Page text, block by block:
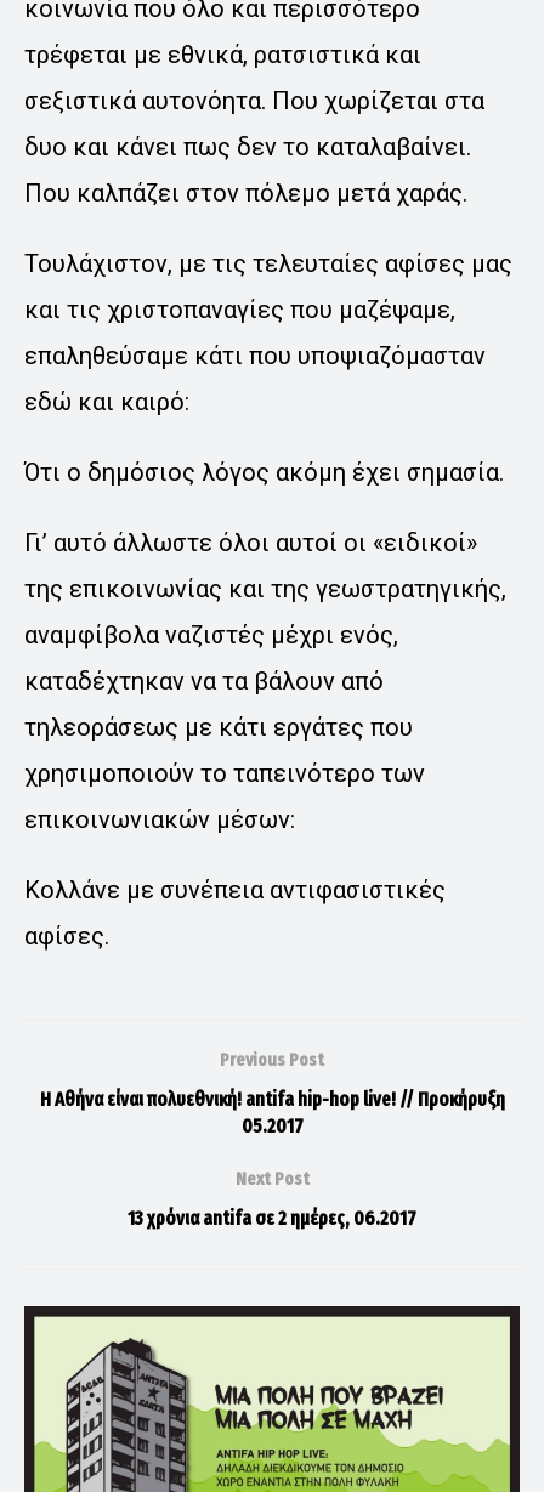
κοινωνία που όλο και περισσότερο
τρέφεται με εθνικά, ρατσιστικά και
σεξιστικά αυτονόητα. Που χωρίζεται στα
δυο και κάνει πως δεν το καταλαβαίνει.
Που καλπάζει στον πόλεμο μετά χαράς.
Τουλάχιστον, με τις τελευταίες αφίσες μας
και τις χριστοπαναγίες που μαζέψαμε,
επαληθεύσαμε κάτι που υποψιαζόμασταν
εδώ και καιρό:
Ότι ο δημόσιος λόγος ακόμη έχει σημασία.
Γι’ αυτό άλλωστε όλοι αυτοί οι «ειδικοί»
της επικοινωνίας και της γεωστρατηγικής,
αναμφίβολα ναζιστές μέχρι ενός,
καταδέχτηκαν να τα βάλουν από
τηλεοράσεως με κάτι εργάτες που
χρησιμοποιούν το ταπεινότερο των
επικοινωνιακών μέσων:
Κολλάνε με συνέπεια αντιφασιστικές
αφίσες.
Previous Post
Η Αθήνα είναι πολυεθνική! antifa hip-hop live! // Προκήρυξη
05.2017
Next Post
13 χρόνια antifa σε 2 ημέρες, 06.2017